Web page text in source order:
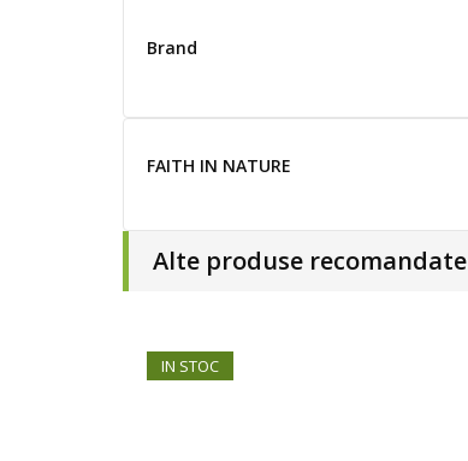
Brand
FAITH IN NATURE
Alte produse recomandate
IN STOC